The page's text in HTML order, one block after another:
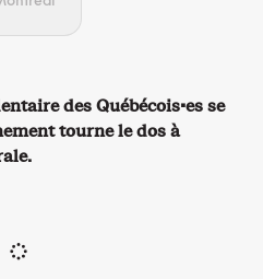
des Québécois·es se
tourne le dos à